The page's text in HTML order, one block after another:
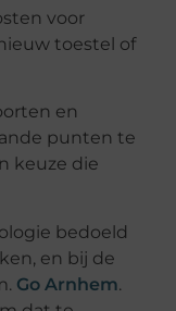
voor
toestel of
en
punten te
keuze die
bedoeld
en bij de
Go Arnhem.